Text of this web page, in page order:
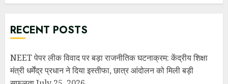
RECENT POSTS
NEET पेपर लीक विवाद पर बड़ा राजनीतिक घटनाक्रम: केंद्रीय शिक्षा
मंत्री धर्मेंद्र प्रधान ने दिया इस्तीफा, छात्र आंदोलन को मिली बड़ी